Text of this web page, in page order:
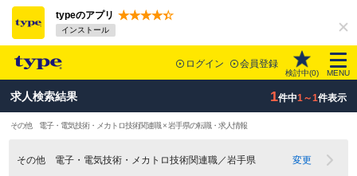
typeのアプリ
インストール
ログイン 会員登録
検討中(0) MENU
求人検索結果 1件中1～1件表示
その他 電子・電気技術・メカトロ技術関連職 × 岩手県の転職・求人情報
その他 電子・電気技術・メカトロ技術関連職／岩手県 変更